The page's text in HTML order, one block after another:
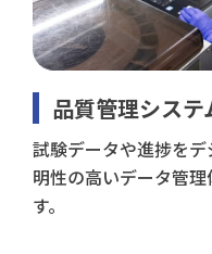
品質管理システ
試験データや進捗を
明性の高いデータ管
す。